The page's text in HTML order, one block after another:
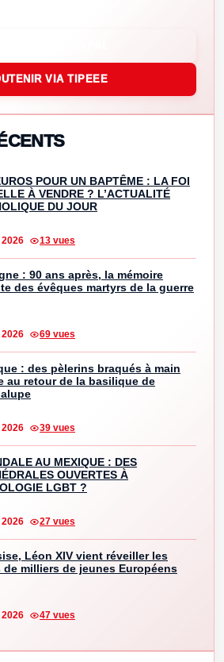
VIA TIPEEE
POUR UN BAPTÊME : LA FOI
À VENDRE ? L’ACTUALITÉ
DU JOUR
13 vues
: 90 ans après, la mémoire
des évêques martyrs de la guerre
69 vues
: des pèlerins braqués à main
au retour de la basilique de
39 vues
AU MEXIQUE : DES
OUVERTES À
LGBT ?
27 vues
Léon XIV vient réveiller les
de milliers de jeunes Européens
47 vues